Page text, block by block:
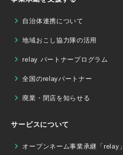
自治体連携について
地域おこし協力隊の活用
relay パートナープログラム
全国のrelayパートナー
廃業・閉店を知らせる
サービスについて
オープンネーム事業承継「relay」